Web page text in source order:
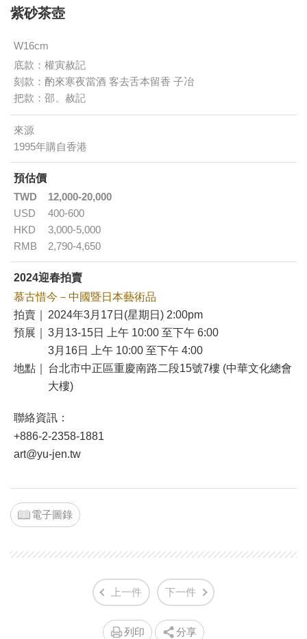
紫砂茶壺
W16cm
底款：權寅赦記
刻款：酌來寒夜當酒 客去舌本留香 子冶
把款：邵、赦記
來源
1995年購自香港
預估價
TWD
12,000-20,000
USD
400-600
HKD
3,000-5,000
RMB
2,790-4,650
2024迎春拍賣
慕古惜今－中國暨日本藝術品
拍賣｜
2024年3月17日(星期日) 2:00pm
預展｜
3月13-15日 上午 10:00 至下午 6:00
3月16日 上午 10:00 至下午 4:00
地點｜
台北市中正區重慶南路二段15號7樓 (中華文化總會
大樓)
聯絡資訊：
+886-2-2358-1881
art@yu-jen.tw
電子圖錄
上一件 下一件
列印 分享